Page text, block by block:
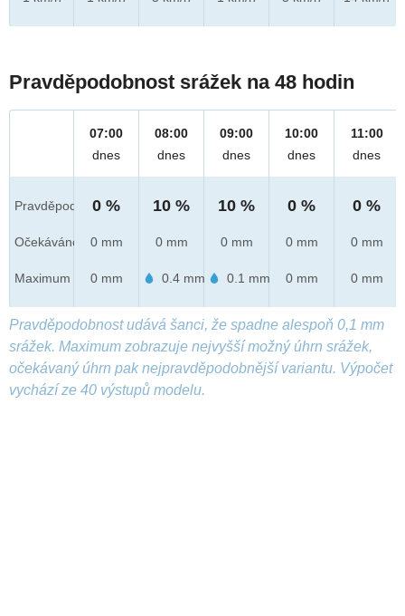
Pravděpodobnost srážek na 48 hodin
Pravděpod.
Očekáváno
Maximum
07:00
dnes
0 %
0 mm
0 mm
08:00
dnes
10 %
0 mm
0.4 mm
09:00
dnes
10 %
0 mm
0.1 mm
10:00
dnes
0 %
0 mm
0 mm
11:00
dnes
0 %
0 mm
0 mm
Pravděpodobnost udává šanci, že spadne alespoň 0,1 mm
srážek. Maximum zobrazuje nejvyšší možný úhrn srážek,
očekávaný úhrn pak nejpravděpodobnější variantu. Výpočet
vychází ze 40 výstupů modelu.